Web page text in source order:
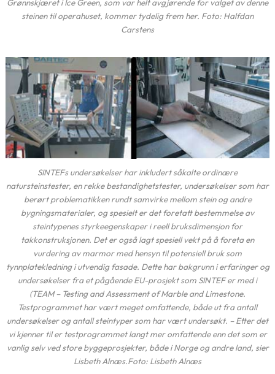
Grønnskjæret i Ice Green, som var helt avgjørende for valget av denne
steinen til operahuset, kommer tydelig frem her. Foto: Halfdan
Carstens
SINTEFs undersøkelser har inkludert såkalte ordinære
natursteinstester, en rekke bestandighetstester, undersøkelser som har
berørt problematikken rundt samvirke mellom stein og andre
bygningsmaterialer, og spesielt er det foretatt bestemmelse av
steintypenes styrkeegenskaper i reell bruksdimensjon for
takkonstruksjonen. Det er også lagt spesiell vekt på å foreta en
vurdering av marmor med hensyn til potensiell bruk som
tynnplatekledning i utvendig fasade. Dette har bakgrunn i erfaringer og
undersøkelser fra et pågående EU-prosjekt som SINTEF er med i
(TEAM – Testing and Assessment of Marble and Limestone.
Testprogrammet har vært meget omfattende, både ut fra antall
undersøkelser og antall steintyper som har vært undersøkt. – Etter det
vi kjenner til er testprogrammet langt mer omfattende enn det som er
vanlig selv ved store byggeprosjekter, både i Norge og andre land, sier
Lisbeth Alnæs.Foto: Lisbeth Alnæs